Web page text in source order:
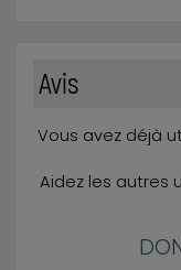
Avis
Vous avez déjà
Aidez les autres